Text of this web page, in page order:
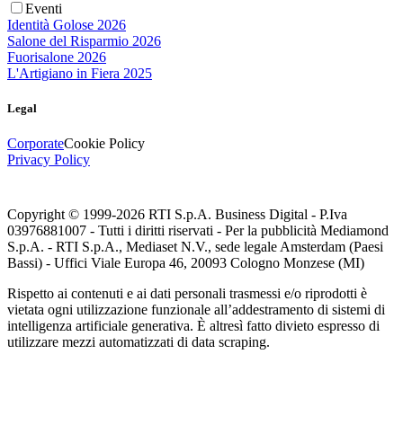
Eventi
Identità Golose 2026
Salone del Risparmio 2026
Fuorisalone 2026
L'Artigiano in Fiera 2025
Legal
CorporateCookie Policy
Privacy Policy
Copyright © 1999-2026 RTI S.p.A. Business Digital - P.Iva
03976881007 - Tutti i diritti riservati - Per la pubblicità Mediamond
S.p.A. - RTI S.p.A., Mediaset N.V., sede legale Amsterdam (Paesi
Bassi) - Uffici Viale Europa 46, 20093 Cologno Monzese (MI)
Rispetto ai contenuti e ai dati personali trasmessi e/o riprodotti è
vietata ogni utilizzazione funzionale all’addestramento di sistemi di
intelligenza artificiale generativa. È altresì fatto divieto espresso di
utilizzare mezzi automatizzati di data scraping.